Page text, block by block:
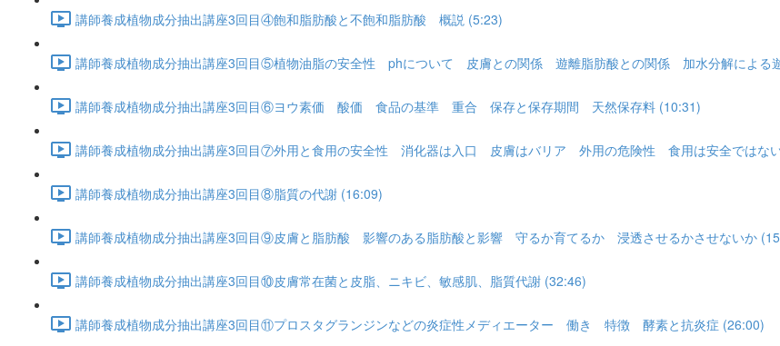
講師養成植物成分抽出講座3回目④飽和脂肪酸と不飽和脂肪酸 概説 (5:23)
講師養成植物成分抽出講座3回目⑤植物油脂の安全性 phについて 皮膚との関係 遊離脂肪酸との関係 加水分解による
講師養成植物成分抽出講座3回目⑥ヨウ素価 酸価 食品の基準 重合 保存と保存期間 天然保存料 (10:31)
講師養成植物成分抽出講座3回目⑦外用と食用の安全性 消化器は入口 皮膚はバリア 外用の危険性 食用は安全では
講師養成植物成分抽出講座3回目⑧脂質の代謝 (16:09)
講師養成植物成分抽出講座3回目⑨皮膚と脂肪酸 影響のある脂肪酸と影響 守るか育てるか 浸透させるかさせないか
講師養成植物成分抽出講座3回目⑩皮膚常在菌と皮脂、ニキビ、敏感肌、脂質代謝 (32:46)
講師養成植物成分抽出講座3回目⑪プロスタグランジンなどの炎症性メディエーター 働き 特徴 酵素と抗炎症 (26:00)